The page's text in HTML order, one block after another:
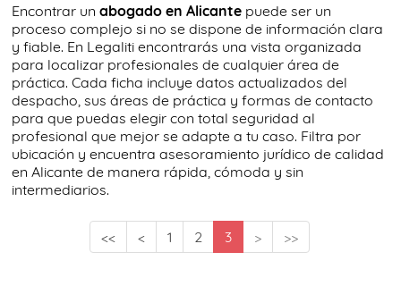
Encontrar un abogado en Alicante puede ser un
proceso complejo si no se dispone de información clara
y fiable. En Legaliti encontrarás una vista organizada
para localizar profesionales de cualquier área de
práctica. Cada ficha incluye datos actualizados del
despacho, sus áreas de práctica y formas de contacto
para que puedas elegir con total seguridad al
profesional que mejor se adapte a tu caso. Filtra por
ubicación y encuentra asesoramiento jurídico de calidad
en Alicante de manera rápida, cómoda y sin
intermediarios.
<< < 1 2 3 > >>